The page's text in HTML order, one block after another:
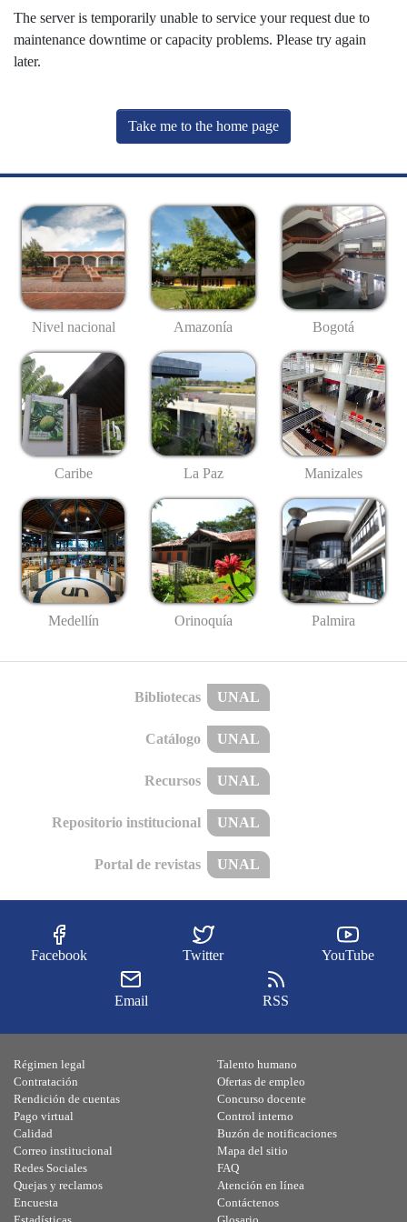
The server is temporarily unable to service your request due to
maintenance downtime or capacity problems. Please try again
later.
Take me to the home page
Nivel nacional Amazonía Bogotá
Caribe La Paz Manizales
Medellín Orinoquía Palmira
Bibliotecas UNAL
Catálogo UNAL
Recursos UNAL
Repositorio institucional UNAL
Portal de revistas UNAL
Facebook Twitter YouTube
Email RSS
Régimen legal
Contratación
Rendición de cuentas
Pago virtual
Calidad
Talento humano
Ofertas de empleo
Concurso docente
Control interno
Buzón de notificaciones
Correo institucional
Redes Sociales
Quejas y reclamos
Encuesta
Mapa del sitio
FAQ
Atención en línea
Contáctenos